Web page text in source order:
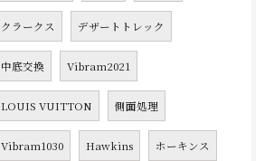
クラークス デザートトレック
中底交換 Vibram2021
LOUIS VUITTON 側面処理
Vibram1030 Hawkins ホーキンス